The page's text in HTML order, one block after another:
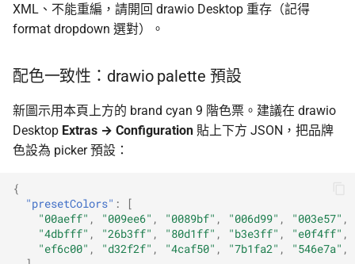
XML、不能重編，請開回 drawio Desktop 重存（記得
format dropdown 選對）。
配色一致性：drawio palette 預設
新圖示用本頁上方的 brand cyan 9 階色票。建議在 drawio
Desktop Extras → Configuration 貼上下方 JSON，把品牌
色設為 picker 預設：
{
"presetColors" :
[
"00aeff" , "009ee6" , "0089bf" , "006d99" , "003e57" ,
"4dbfff" , "26b3ff" , "80d1ff" , "b3e3ff" , "e0f4ff" ,
"ef6c00" , "d32f2f" , "4caf50" , "7b1fa2" , "546e7a" ,